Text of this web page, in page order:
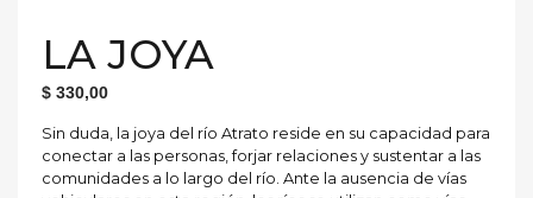
LA JOYA
$ 330,00
Sin duda, la joya del río Atrato reside en su capacidad para
conectar a las personas, forjar relaciones y sustentar a las
comunidades a lo largo del río. Ante la ausencia de vías